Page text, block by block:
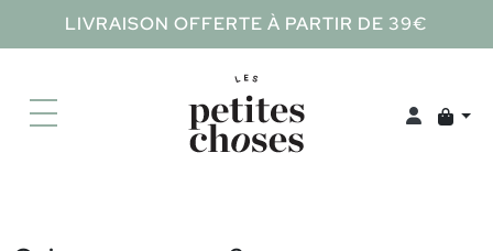
LIVRAISON OFFERTE À PARTIR DE 39€